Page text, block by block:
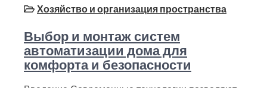
Хозяйство и организация пространства
Выбор и монтаж систем
автоматизации дома для
комфорта и безопасности